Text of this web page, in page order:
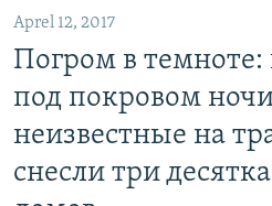
Aprel 12, 2017
Погром в
под покровом
неизвестные на
снесли три